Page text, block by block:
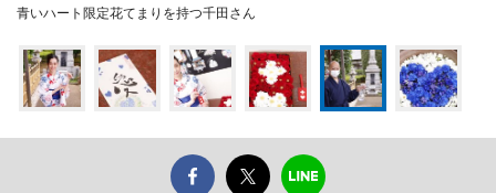
青いハート限定花てまりを持つ千田さん